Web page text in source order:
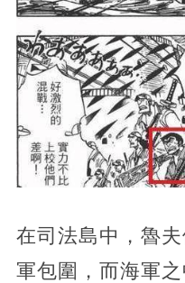
在司法島中，魯
軍包圍，而海軍